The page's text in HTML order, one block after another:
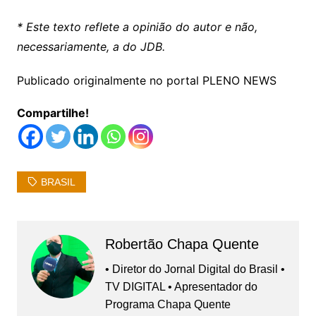
* Este texto reflete a opinião do autor e não,
necessariamente, a do JDB.
Publicado originalmente no portal PLENO NEWS
Compartilhe!
BRASIL
Robertão Chapa Quente
• Diretor do Jornal Digital do Brasil •
TV DIGITAL • Apresentador do
Programa Chapa Quente